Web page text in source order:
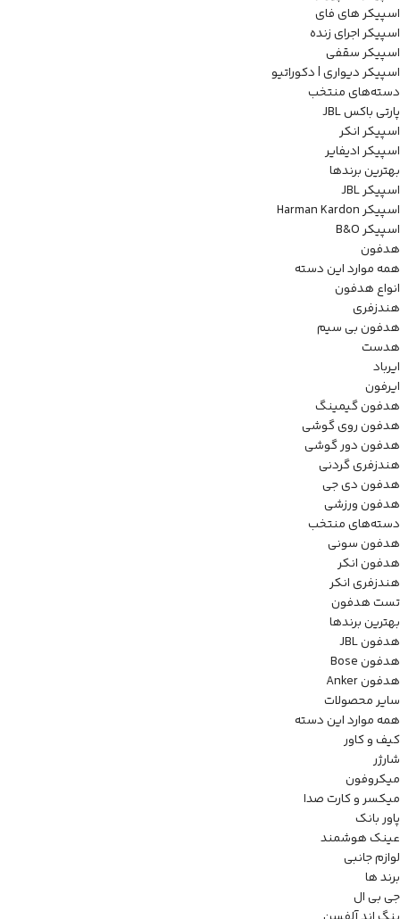
اسپیکر های فای
اسپیکر اجرای زنده
اسپیکر سقفی
اسپیکر دیواری | دکوراتیو
دسته‌های منتخب
پارتی باکس JBL
اسپیکر انکر
اسپیکر ادیفایر
بهترین برندها
اسپیکر JBL
اسپیکر Harman Kardon
اسپیکر B&O
هدفون
همه موارد این دسته
انواع هدفون
هندزفری
هدفون بی سیم
هدست
ایرباد
ایرفون
هدفون گیمینگ
هدفون روی گوشی
هدفون دور گوشی
هندزفری گردنی
هدفون دی جی
هدفون ورزشی
دسته‌های منتخب
هدفون سونی
هدفون انکر
هندزفری انکر
تست هدفون
بهترین برندها
هدفون JBL
هدفون Bose
هدفون Anker
سایر محصولات
همه موارد این دسته
کیف و کاور
شارژر
میکروفون
میکسر و کارت صدا
پاور بانک
عینک هوشمند
لوازم جانبی
برند ها
جی بی ال